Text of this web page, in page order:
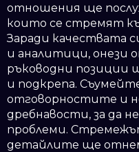
отношения ще
които се стремят
Заради качествата
и аналитици, онези
ръководни позиции
и подкрепа.
отговорностите и
дребнавости, за да
проблеми.
детайлите ще